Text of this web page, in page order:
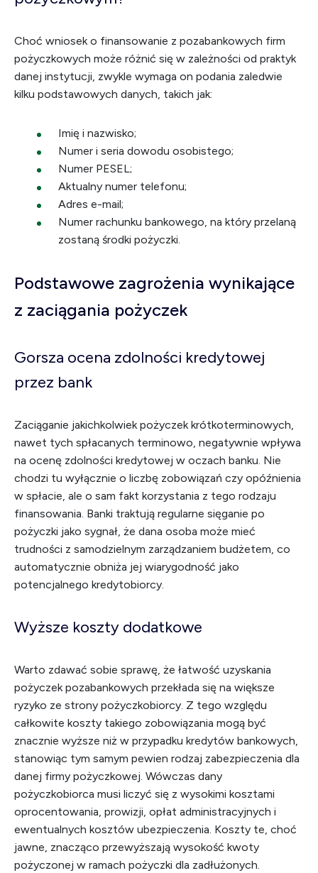
Choć wniosek o finansowanie z pozabankowych firm
pożyczkowych może różnić się w zależności od praktyk
danej instytucji, zwykle wymaga on podania zaledwie
kilku podstawowych danych, takich jak:
Imię i nazwisko;
Numer i seria dowodu osobistego;
Numer PESEL;
Aktualny numer telefonu;
Adres e-mail;
Numer rachunku bankowego, na który przelaną
zostaną środki pożyczki.
Podstawowe zagrożenia wynikające
z zaciągania pożyczek
Gorsza ocena zdolności kredytowej
przez bank
Zaciąganie jakichkolwiek pożyczek krótkoterminowych,
nawet tych spłacanych terminowo, negatywnie wpływa
na ocenę zdolności kredytowej w oczach banku. Nie
chodzi tu wyłącznie o liczbę zobowiązań czy opóźnienia
w spłacie, ale o sam fakt korzystania z tego rodzaju
finansowania. Banki traktują regularne sięganie po
pożyczki jako sygnał, że dana osoba może mieć
trudności z samodzielnym zarządzaniem budżetem, co
automatycznie obniża jej wiarygodność jako
potencjalnego kredytobiorcy.
Wyższe koszty dodatkowe
Warto zdawać sobie sprawę, że łatwość uzyskania
pożyczek pozabankowych przekłada się na większe
ryzyko ze strony pożyczkobiorcy. Z tego względu
całkowite koszty takiego zobowiązania mogą być
znacznie wyższe niż w przypadku kredytów bankowych,
stanowiąc tym samym pewien rodzaj zabezpieczenia dla
danej firmy pożyczkowej. Wówczas dany
pożyczkobiorca musi liczyć się z wysokimi kosztami
oprocentowania, prowizji, opłat administracyjnych i
ewentualnych kosztów ubezpieczenia. Koszty te, choć
jawne, znacząco przewyższają wysokość kwoty
pożyczonej w ramach pożyczki dla zadłużonych.